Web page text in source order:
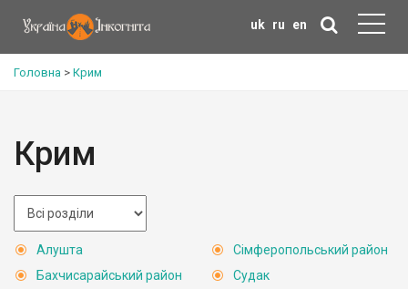
uk ru en
Головна > Крим
Крим
Алушта
Бахчисарайський район
Сімферопольський район
Судак